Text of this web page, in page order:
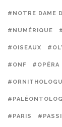
#NOTRE DAME
#NUMÉRIQUE
#OISEAUX
#ONF #OPÉRA
#PARIS